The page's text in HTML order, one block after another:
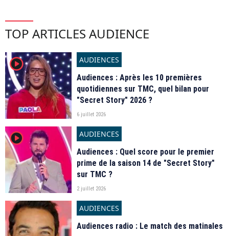
TOP ARTICLES AUDIENCE
player2
AUDIENCES
Audiences : Après les 10 premières
quotidiennes sur TMC, quel bilan pour
"Secret Story" 2026 ?
6 juillet 2026
player2
AUDIENCES
Audiences : Quel score pour le premier
prime de la saison 14 de "Secret Story"
sur TMC ?
2 juillet 2026
AUDIENCES
Audiences radio : Le match des matinales